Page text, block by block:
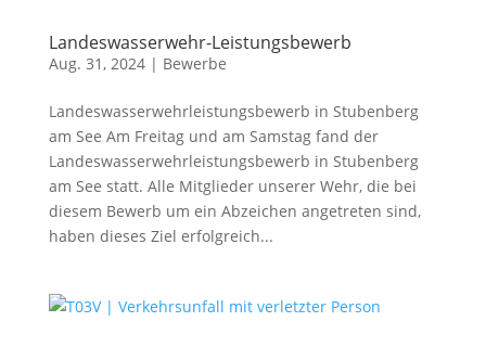
Landeswasserwehr-Leistungsbewerb
Aug. 31, 2024| Bewerbe
Landeswasserwehrleistungsbewerb in Stubenberg
am See Am Freitag und am Samstag fand der
Landeswasserwehrleistungsbewerb in Stubenberg
am See statt. Alle Mitglieder unserer Wehr, die bei
diesem Bewerb um ein Abzeichen angetreten sind,
haben dieses Ziel erfolgreich...